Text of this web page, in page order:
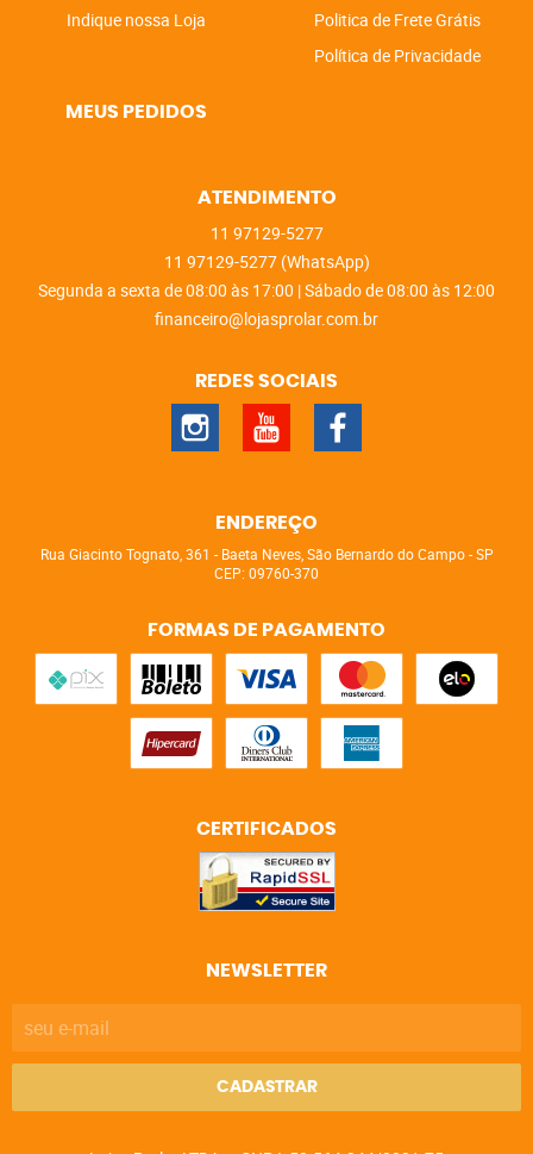
Indique nossa Loja
Politica de Frete Grátis
Política de Privacidade
MEUS PEDIDOS
ATENDIMENTO
11 97129-5277
11 97129-5277 (WhatsApp)
Segunda a sexta de 08:00 às 17:00 | Sábado de 08:00 às 12:00
financeiro@lojasprolar.com.br
REDES SOCIAIS
ENDEREÇO
Rua Giacinto Tognato, 361 - Baeta Neves, São Bernardo do Campo-SP
CEP: 09760-370
FORMAS DE PAGAMENTO
CERTIFICADOS
NEWSLETTER
CADASTRAR